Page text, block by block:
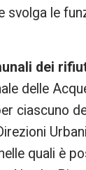
svolga le
dei
delle
ciascuno
quali è